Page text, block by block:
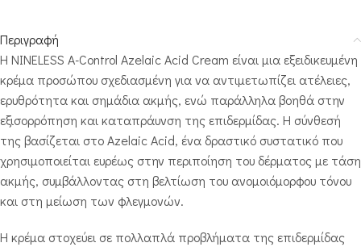
Περιγραφή
Η NINELESS A-Control Azelaic Acid Cream είναι μια εξειδικευμένη
κρέμα προσώπου σχεδιασμένη για να αντιμετωπίζει ατέλειες,
ερυθρότητα και σημάδια ακμής, ενώ παράλληλα βοηθά στην
εξισορρόπηση και καταπράυνση της επιδερμίδας. Η σύνθεσή
της βασίζεται στο Azelaic Acid, ένα δραστικό συστατικό που
χρησιμοποιείται ευρέως στην περιποίηση του δέρματος με τάση
ακμής, συμβάλλοντας στη βελτίωση του ανομοιόμορφου τόνου
και στη μείωση των φλεγμονών.
Η κρέμα στοχεύει σε πολλαπλά προβλήματα της επιδερμίδας